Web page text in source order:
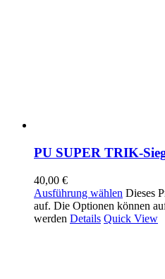
PU SUPER TRIK-
40,00 €
Ausführung wählen Dieses
auf. Die Optionen können
werden Details Quick View